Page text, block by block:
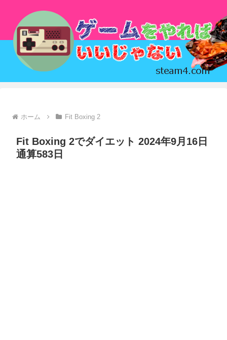
ホーム Fit Boxing 2
Fit Boxing 2でダイエット 2024年9月16日
通算583日